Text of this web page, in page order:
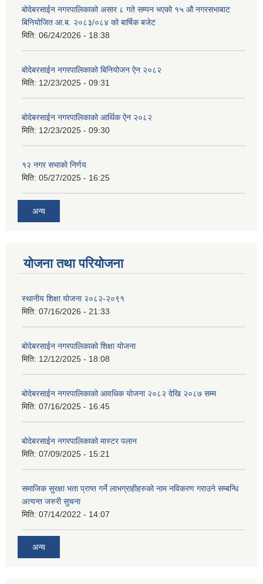
बोदेबरसाईन नगरपालिकाको असार ८ गते सम्पन भएको १५ ‍‍‍औ नगरसभाबाट
बिनियोजित आ.ब. २०८३/०८४ को बार्षिक बजेट
मिति: 06/24/2026 - 18:38
बोदेबरसाईन नगरपालिकाको बिनियोजन ऐन २०८२
मिति: 12/23/2025 - 09:31
बोदेबरसाईन नगरपालिकाको आर्थिक ऐन २०८२
मिति: 12/23/2025 - 09:30
१२ नगर सभाको निर्णय
मिति: 05/27/2025 - 16:25
अन्य
योजना तथा परियोजना
स्थानीय शिक्षा योजना २०८२-२०९१
मिति: 07/16/2026 - 21:33
बोदेबरसाईन नगरपालिकाको शिक्षा योजना
मिति: 12/12/2025 - 18:08
बोदेबरसाईन नगरपालिकाको आवधिक योजना २०८२ देखि २०८७ सम्म
मिति: 07/16/2025 - 16:45
बोदेबरसाईन नगरपालिकाको मास्टर पलान
मिति: 07/09/2025 - 15:21
समाजिक सुरक्षा भता प्राप्त गर्ने लाभग्राहीहरुको नाम नविकरण गराउने सम्बन्धि
अत्यन्त जरुरी सुचना
मिति: 07/14/2022 - 14:07
अन्य